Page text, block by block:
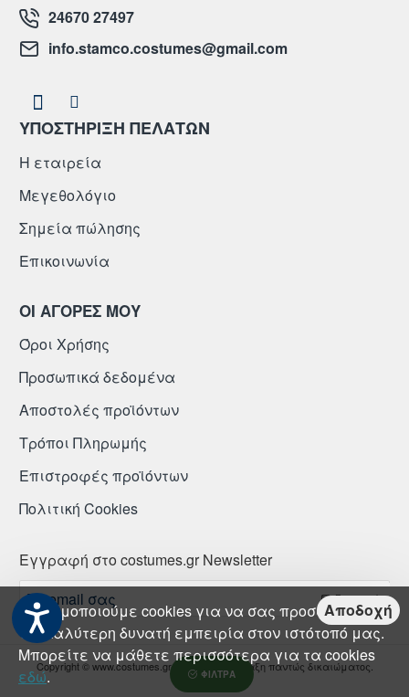
Χρησιμοποιούμε cookies για να σας προσφέρουμε
την καλύτερη δυνατή εμπειρία στον ιστότοπό μας.
Μπορείτε να μάθετε περισσότερα για τα cookies
εδώ.
Αποδοχή
24670 27497
info.stamco.costumes@gmail.com
ΥΠΟΣΤΗΡΙΞΗ ΠΕΛΑΤΩΝ
Η εταιρεία
Μεγεθολόγιο
Σημεία πώλησης
Επικοινωνία
ΟΙ ΑΓΟΡΕΣ ΜΟΥ
Όροι Χρήσης
Προσωπικά δεδομένα
Αποστολές προϊόντων
Τρόποι Πληρωμής
Επιστροφές προϊόντων
Πολιτική Cookies
Εγγραφή στο costumes.gr Newsletter
Το
email
σας
Εγγραφή
Copyright © www.costumes.gr Με την επιφύλαξη παντώς δικαιώματος.
ΦΊΛΤΡΑ